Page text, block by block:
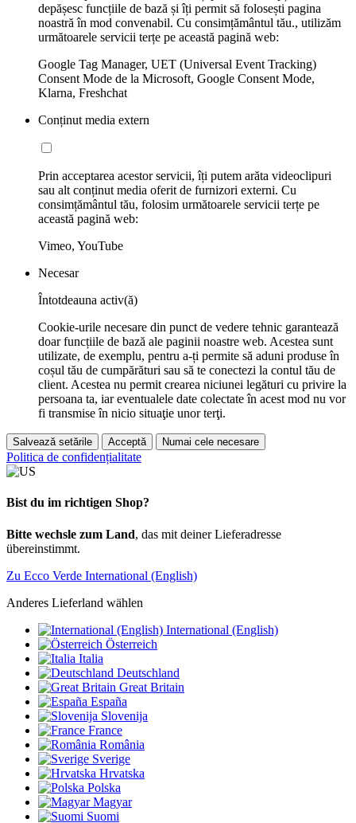
depășesc funcțiile de bază și îți permit să folosești pagina
noastră în mod convenabil. Cu consimțământul tău., utilizăm
următoarele servicii terțe pe această pagină web:
Google Tag Manager, UET (Universal Event Tracking)
Consent Mode de la Microsoft, Google Consent Mode,
Klarna, Freshchat
Conținut media extern
Prin acceptarea acestor servicii, îți putem arăta videoclipuri
sau alt conținut media oferit de furnizori externi. Cu
consimțământul tău, folosim următoarele servicii terțe pe
această pagină web:
Vimeo, YouTube
Necesar
Întotdeauna activ(ă)
Cookie-urile necesare din punct de vedere tehnic garantează
doar funcțiile de bază ale paginii noastre web. Acestea sunt
utilizate, de exemplu, pentru a-ți permite să aduni produse în
coșul tău de cumpărături sau să te conectezi la contul tău de
client. Acestea nu permit crearea niciunei legături cu privire la
persoana ta, iar eventualele date colectate în acest mod nu vor
fi transmise în nicio situaţie unor terţi.
Salvează setările Acceptă Numai cele necesare
Politica de confidențialitate
Bist du im richtigen Shop?
Bitte wechsle zum Land, das mit deiner Lieferadresse
übereinstimmt.
Zu Ecco Verde International (English)
Anderes Lieferland wählen
International (English)
Österreich
Italia
Deutschland
Great Britain
España
Slovenija
France
România
Sverige
Hrvatska
Polska
Magyar
Suomi